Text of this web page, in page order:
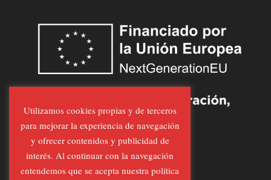
Utilizamos cookies propias y de terceros
para mejorar la experiencia de navegación
y ofrecer contenidos y publicidad de
interés. Al continuar con la navegación
entendemos que se acepta nuestra política